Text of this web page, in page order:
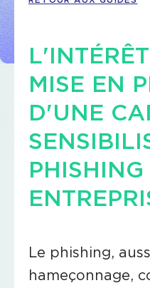
MISE EN
D'UNE
PHISHING
Le phishing,
hameçonnage,